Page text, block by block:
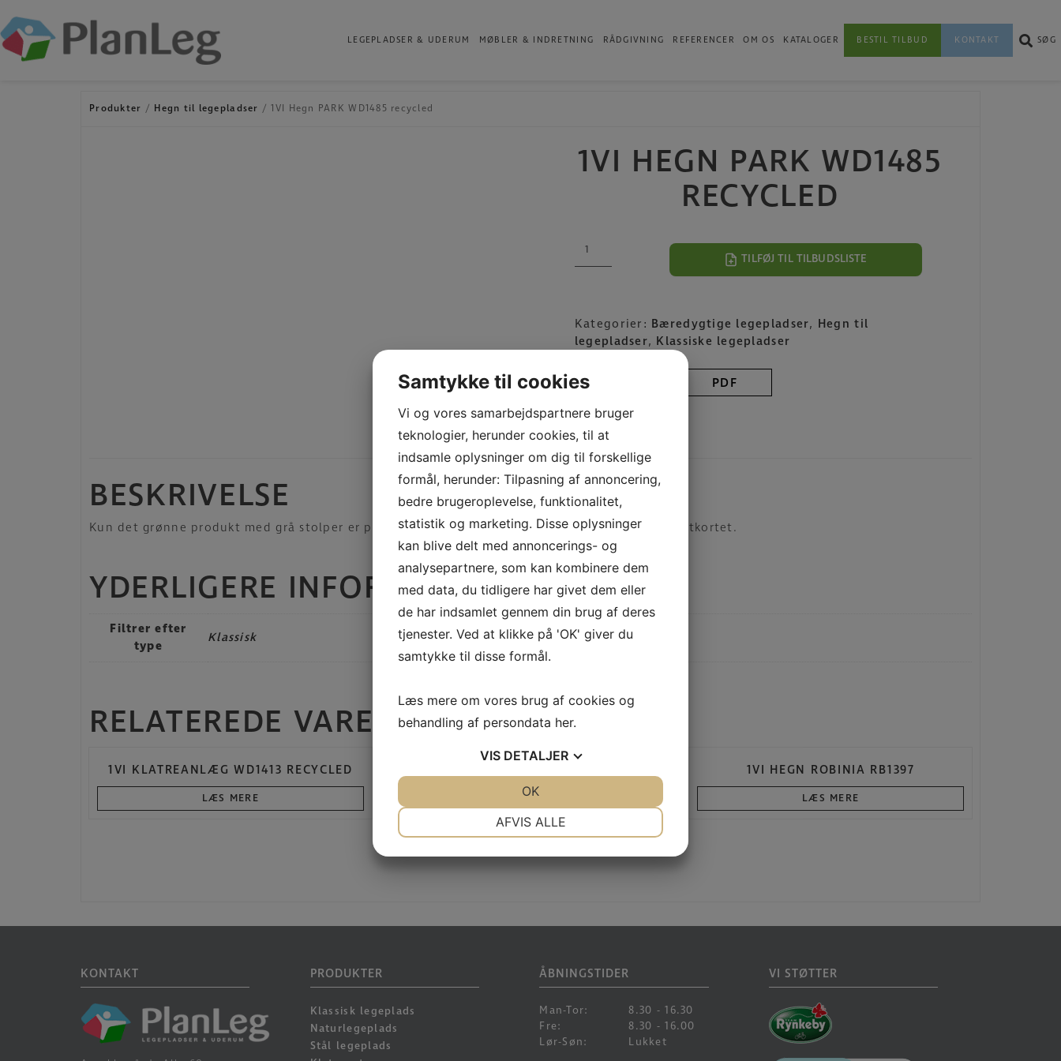
LEGEPLADSER & UDERUM MØBLER & INDRETNING RÅDGIVNING REFERENCER OM OS KATALOGER BESTIL TILBUD KONTAKT SØG
Produkter
Produkter / Hegn til legepladser / 1VI Hegn PARK WD1485 recycled
1VI HEGN PARK WD1485
RECYCLED
1VI
antal
TILFØJ TIL TILBUDSLISTE
Kategorier: Bæredygtige legepladser, Hegn til
legepladser, Klassiske legepladser
PDF
Beskrivelse Yderligere information
BESKRIVELSE
Kun det grønne produkt med grå stolper er produceret i genbrugsmaterialer. Læs mere i produktkortet.
YDERLIGERE INFORMATION
Filtrer efter
type
Klassisk
RELATEREDE VARER
1VI KLATREANLÆG WD1413 RECYCLED
LÆS MERE LÆS MERE
1VI HEGN ROBINIA RB1397
LÆS MERE
KONTAKT PRODUKTER
Klassisk legeplads
Naturlegeplads
Stål legeplads
ÅBNINGSTIDER
Man-Tor:
8.30 - 16.30
Fre:
8.30 - 16.00
Lør-Søn:
Lukket
VI STØTTER
Samtykke til cookies
Vi og vores samarbejdspartnere bruger
teknologier, herunder cookies, til at
indsamle oplysninger om dig til forskellige
formål, herunder: Tilpasning af annoncering,
bedre brugeroplevelse, funktionalitet,
statistik og marketing. Disse oplysninger
kan blive delt med annoncerings- og
analysepartnere, som kan kombinere dem
med data, du tidligere har givet dem eller
de har indsamlet gennem din brug af deres
tjenester. Ved at klikke på 'OK' giver du
samtykke til disse formål.
Læs mere om vores brug af cookies og
behandling af persondata her.
VIS DETALJER
AFVIS ALLE
OK